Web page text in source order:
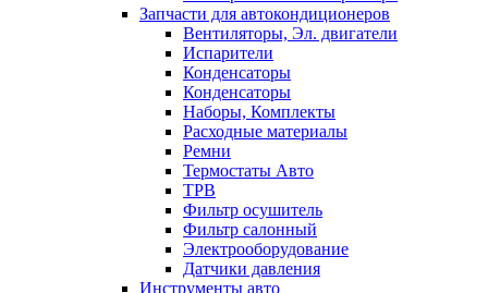
Запчасти для автокондиционеров
Вентиляторы, Эл. двигатели
Испарители
Конденсаторы
Конденсаторы
Наборы, Комплекты
Расходные материалы
Ремни
Термостаты Авто
ТРВ
Фильтр осушитель
Фильтр салонный
Электрооборудование
Датчики давления
Инструменты авто